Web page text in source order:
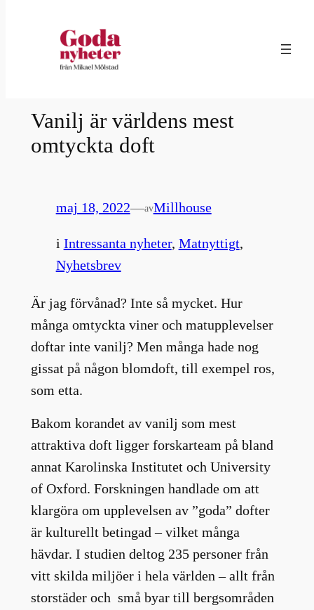
Vanilj är världens mest
omtyckta doft
maj 18, 2022—avMillhouse
i Intressanta nyheter, Matnyttigt
Nyhetsbrev
Är jag förvånad? Inte så mycket. Hur
många omtyckta viner och matupplevelser
doftar inte vanilj? Men många hade nog
gissat på någon blomdoft, till exempel ros,
som etta.
Bakom korandet av vanilj som mest
attraktiva doft ligger forskarteam på bland
annat Karolinska Institutet och University
of Oxford. Forskningen handlade om att
klargöra om upplevelsen av ”goda” dofter
är kulturellt betingad – vilket många
hävdar. I studien deltog 235 personer från
vitt skilda miljöer i hela världen – allt från
storstäder och små byar till bergsområden